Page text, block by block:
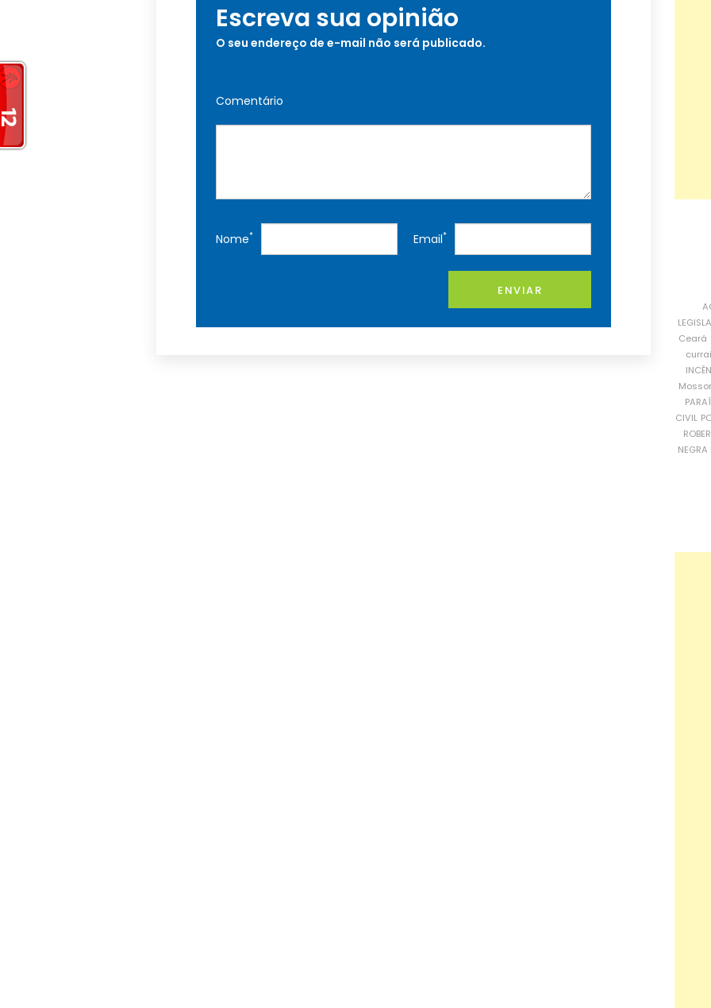
Escreva sua opinião
O seu endereço de e-mail não será publicado.
Comentário
Nome* Email*
ENVIAR
Ceará
CIVIL
NEGRA